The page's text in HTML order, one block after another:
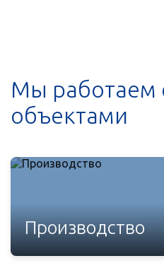
Мы работаем
объектами
Производство